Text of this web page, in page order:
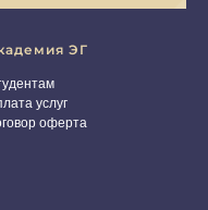
ЭГ
услуг
оферта